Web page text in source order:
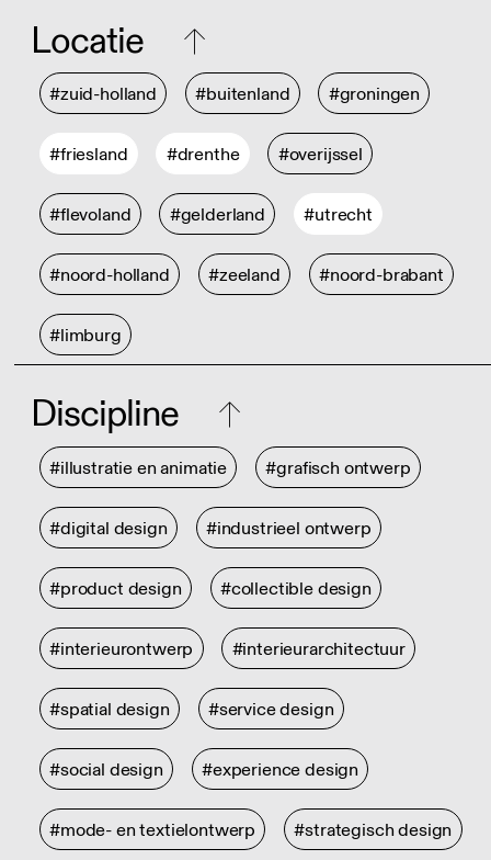
Locatie
#zuid-holland #buitenland #groningen
#friesland #drenthe #overijssel
#flevoland #gelderland #utrecht
#noord-holland #zeeland #noord-brabant
#limburg
Discipline
#illustratie en animatie #grafisch ontwerp
#digital design #industrieel ontwerp
#product design #collectible design
#interieurontwerp #interieurarchitectuur
#spatial design #service design
#social design #experience design
#mode- en textielontwerp #strategisch design